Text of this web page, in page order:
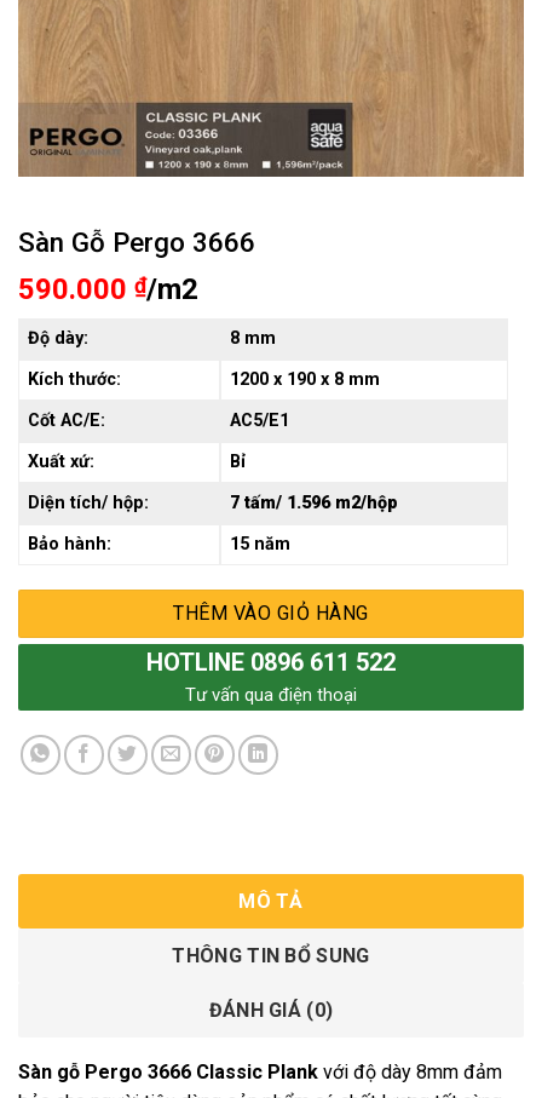
Sàn Gỗ Pergo 3666
590.000 ₫/m2
Độ dày:
8 mm
Kích thước:
1200 x 190 x 8 mm
Cốt AC/E:
AC5/E1
Xuất xứ:
Bỉ
Diện tích/ hộp:
7 tấm/ 1.596 m2/hộp
Bảo hành:
15 năm
THÊM VÀO GIỎ HÀNG
HOTLINE 0896 611 522
Tư vấn qua điện thoại
MÔ TẢ
THÔNG TIN BỔ SUNG
ĐÁNH GIÁ (0)
Sàn gỗ Pergo 3666 Classic Plank với độ dày 8mm đảm